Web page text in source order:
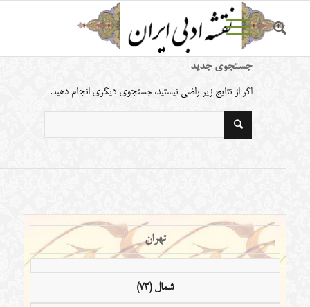
جستجوی جدید
اگر از نتایج زیر راضی نیستید، جستجوی دیگری انجام دهید.
تهران
شمال (73)